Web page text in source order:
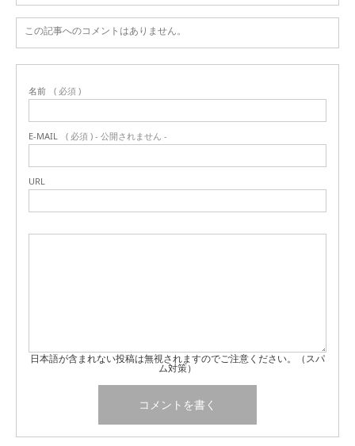
この記事へのコメントはありません。
名前 ( 必須 )
E-MAIL ( 必須 ) - 公開されません -
URL
日本語が含まれない投稿は無視されますのでご注意ください。（スパ
ム対策）